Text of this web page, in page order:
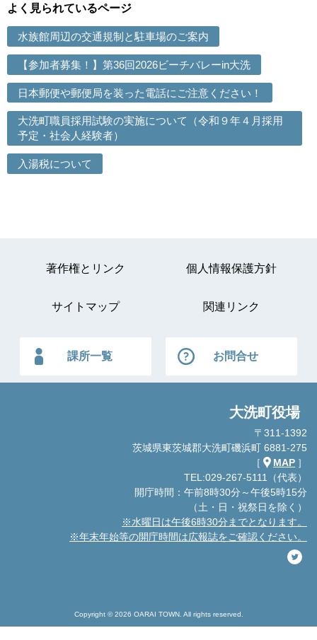
よく見られているページ
水族館周辺の交通規制と駐車場のご案内
【参加者募集！】第36回2026ビーチバレーin大洗
日本郵便や郵便局を装った電話にご注意ください！
大洗町職員採用試験の実施について（令和９年４月採用
予定・社会人経験者）
入湯税について
著作権とリンク 個人情報保護方針
サイトマップ 関連リンク
課所一覧 お問合せ
大洗町役場
〒311-1392
茨城県東茨城郡大洗町磯浜町 6881-275
［
MAP ］
TEL:029-267-5111（代表）
開庁時間：午前8時30分～午後5時15分
（土・日・祝祭日を除く）
※水曜日は午後6時30分までとなります。
※年末年始等の開庁時間は広報誌をご確認ください。
Copyright © 2026 OARAI TOWN. All rights reserved.